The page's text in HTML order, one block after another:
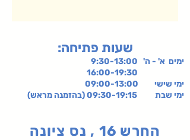
:שעות פתיחה
ימים א' - ה' 9:30-13:00
ימי שישי 09:00-13:00
ימי שבת 09:30-19:15 (בהזמנה מראש)
החרש 16 , נס ציונה